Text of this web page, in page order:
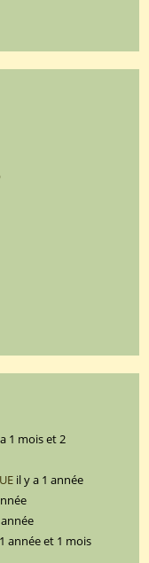
1 mois et 2
il y a 1 année
année et 1 mois